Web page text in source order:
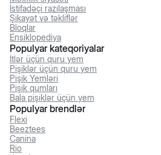
İstifadəçi razılaşması
Şikayət və təkliflər
Bloqlar
Ensiklopediya
Populyar kateqoriyalar
İtlər üçün quru yem
Pişiklər üçün quru yem
Pişik Yemləri
Pişik qumları
Bala pişiklər üçün yem
Populyar brendlər
Flexi
Beeztees
Canina
Rio